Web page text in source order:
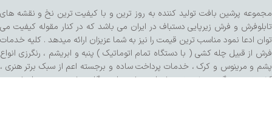
مجموعه پرشین بافت تولید کننده به روز ترین و با کیفیت ترین نخ و نقشه های
تابلوفرش و فرش زیرپایی دستباف در ایران می باشد که در کنار مقوله کیفیت می
توان ادعا نمود مناسب ترین قیمت را نیز به شما عزیزان ارائه میدهد . کلیه خدمات
فرش از قبیل چله کشی ( با دستگاه تمام اتوماتیک ) پنبه و ابریشم ، رنگرزی انواع
پشم و مرینوس و کرک ، خدمات پرداخت ساده و برجسته اعم از سبک برتر هنری ،
کفه زنی و سنگی ، ریشه زنی ، شیرازه و شور با دستگاه مخصوص و مواد شوینده